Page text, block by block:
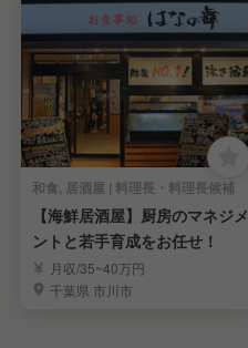
和食, 居酒屋 | 料理長・料理長候補
【海鮮居酒屋】厨房のマネジメ
ントと若手育成をお任せ！
月収/35~40万円
千葉県 市川市